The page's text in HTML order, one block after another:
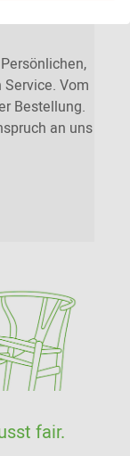
Vom
Bestellung.
an uns
fair.